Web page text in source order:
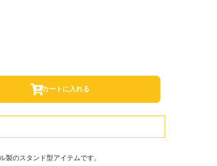
カートに入れる
製のスタンド型アイテムです。